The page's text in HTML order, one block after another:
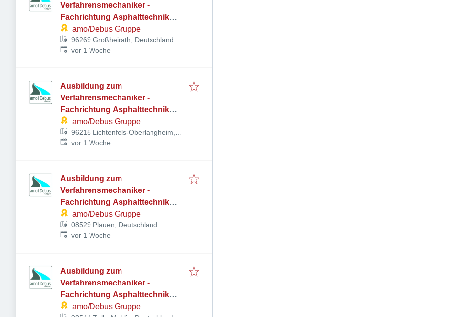
Verfahrensmechaniker -
Fachrichtung Asphalttechnik
(m/w/d)
amo/Debus Gruppe
96269 Großheirath, Deutschland
Veröffentlicht:
vor 1 Woche
Ausbildung zum
Verfahrensmechaniker -
Fachrichtung Asphalttechnik
(m/w/d)
amo/Debus Gruppe
96215 Lichtenfels-Oberlangheim,
Deutschland
Veröffentlicht:
vor 1 Woche
Ausbildung zum
Verfahrensmechaniker -
Fachrichtung Asphalttechnik
(m/w/d)
amo/Debus Gruppe
08529 Plauen, Deutschland
Veröffentlicht:
vor 1 Woche
Ausbildung zum
Verfahrensmechaniker -
Fachrichtung Asphalttechnik
(m/w/d)
amo/Debus Gruppe